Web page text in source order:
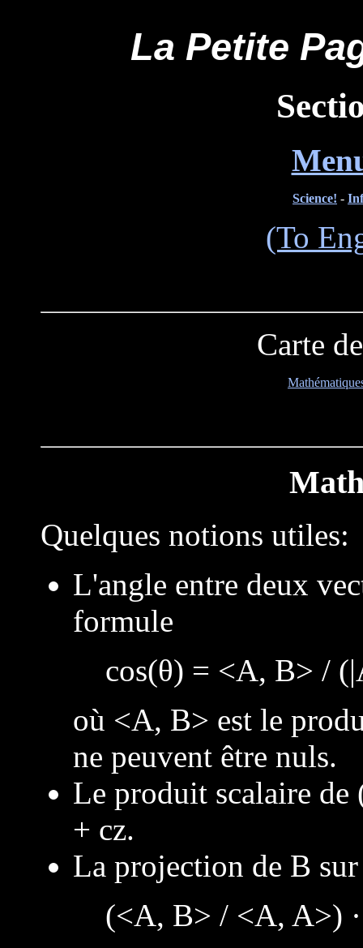
La Petite
Science! -
(To
Carte
Quelques notions utiles:
L'angle entre deux
formule
cos(θ) = <A, B> /
où <A, B> est le
ne peuvent être nuls.
Le produit scalaire de
+ cz.
La projection de B
(<A, B> / <A, A>)